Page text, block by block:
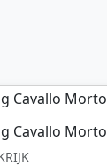
Cavallo Morto